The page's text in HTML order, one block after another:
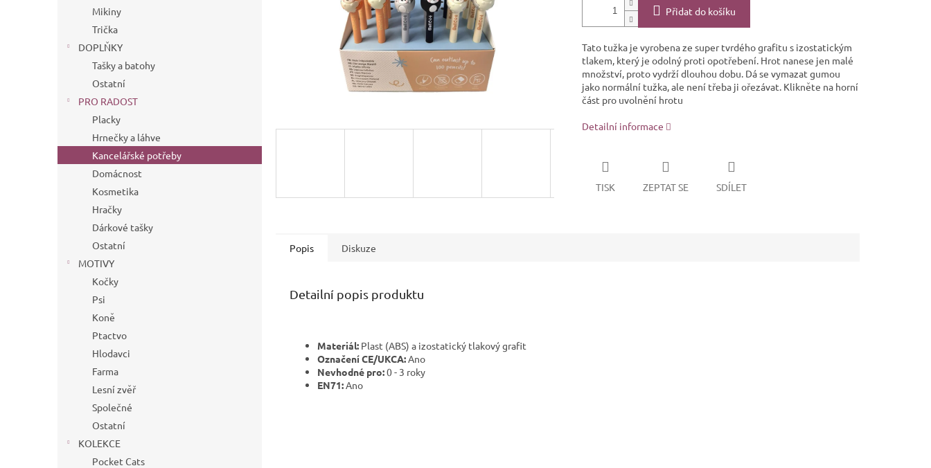
Mikiny
Trička
DOPLŇKY
Tašky a batohy
Ostatní
PRO RADOST
Placky
Hrnečky a láhve
Kancelářské potřeby
Domácnost
Kosmetika
Hračky
Dárkové tašky
Ostatní
MOTIVY
Kočky
Psi
Koně
Ptactvo
Hlodavci
Farma
Lesní zvěř
Společné
Ostatní
KOLEKCE
Pocket Cats
Přidat do košíku
Tato tužka je vyrobena ze super tvrdého grafitu s izostatickým
tlakem, který je odolný proti opotřebení. Hrot nanese jen malé
množství, proto vydrží dlouhou dobu. Dá se vymazat gumou
jako normální tužka, ale není třeba ji ořezávat. Klikněte na horní
část pro uvolnění hrotu
Detailní informace
TISK ZEPTAT SE SDÍLET
Popis Diskuze
Detailní popis produktu
Materiál: Plast (ABS) a izostatický tlakový grafit
Označení CE/UKCA:Ano
Nevhodné pro:0 - 3 roky
EN71:Ano